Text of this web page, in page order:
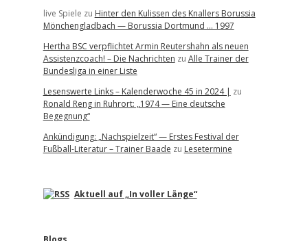
live Spiele zu Hinter den Kulissen des Knallers Borussia
Mönchengladbach — Borussia Dortmund … 1997
Hertha BSC verpflichtet Armin Reutershahn als neuen
Assistenzcoach! – Die Nachrichten zu Alle Trainer der
Bundesliga in einer Liste
Lesenswerte Links – Kalenderwoche 45 in 2024 | zu
Ronald Reng in Ruhrort: „1974 — Eine deutsche
Begegnung“
Ankündigung: „Nachspielzeit“ — Erstes Festival der
Fußball-Literatur – Trainer Baade zu Lesetermine
Aktuell auf „In voller Länge“